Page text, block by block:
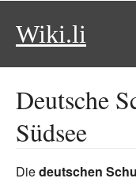
Wiki.li
Deutsche
Südsee
Diedeutschen